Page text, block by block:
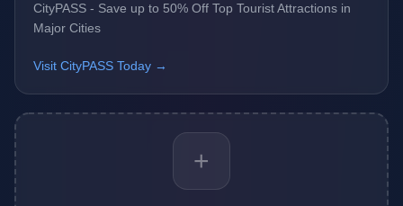
CityPASS - Save up to 50% Off Top Tourist Attractions in
Major Cities
Visit CityPASS Today →
+